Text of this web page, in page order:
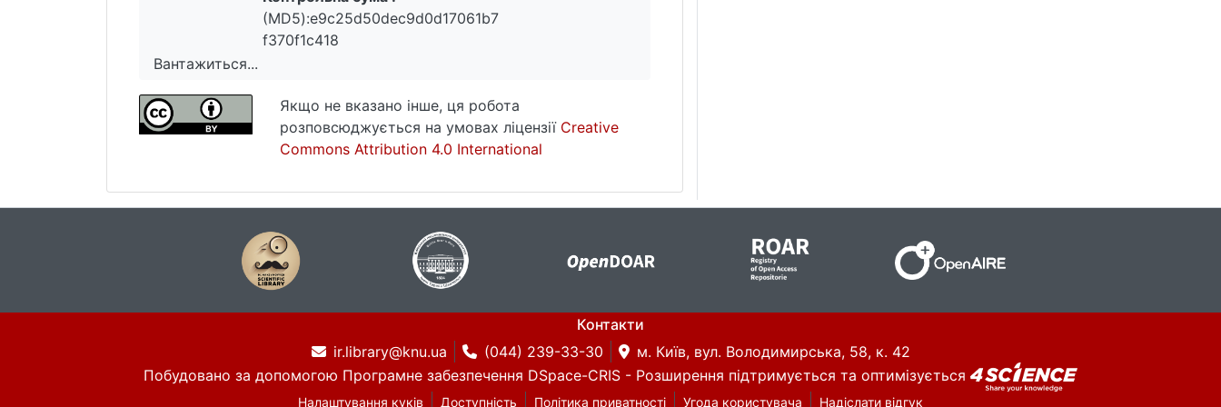
Вантажиться...
Вантажиться...
(MD5):e9c25d50dec9d0d17061b7
f370f1c418
Якщо не вказано інше, ця робота
розповсюджується на умовах ліцензії Creative
Commons Attribution 4.0 International
Контакти
ir.library@knu.ua
(044) 239-33-30
м. Київ, вул. Володимирська, 58, к. 42
Побудовано за допомогою Програмне забезпечення DSpace-CRIS - Розширення підтримується та оптимізується
Налаштування куків Доступність Політика приватності Угода користувача Надіслати відгук